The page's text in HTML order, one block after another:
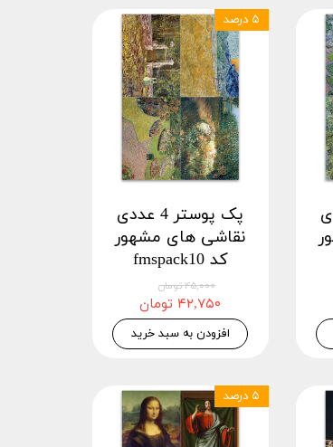
پک پوستر 4 عددی
نقاشی های مشهور
کد fmspack10
۴۵,۰۰۰ تومان
۴۲,۷۵۰ تومان
افزودن به سبد خرید
۵ درصد
۵ درصد